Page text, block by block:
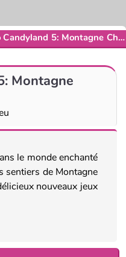
Back to Candyland 5: Montagne Choco
Montagne
le monde enchanté
sentiers de Montagne
nouveaux jeux